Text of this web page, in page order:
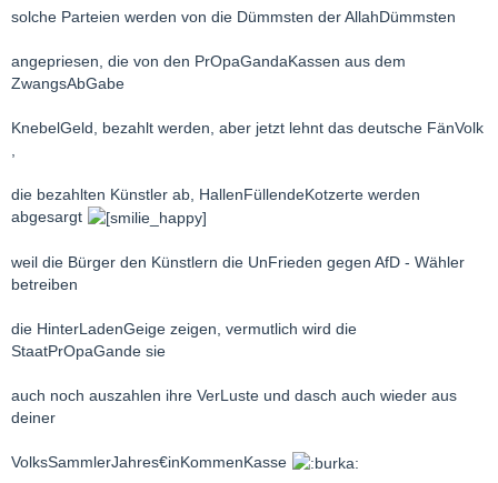
solche Parteien werden von die Dümmsten der AllahDümmsten
angepriesen, die von den PrOpaGandaKassen aus dem
ZwangsAbGabe
KnebelGeld, bezahlt werden, aber jetzt lehnt das deutsche FänVolk
die bezahlten Künstler ab, HallenFüllendeKotzerte werden
abgesargt
weil die Bürger den Künstlern die UnFrieden gegen AfD - Wähler
betreiben
die HinterLadenGeige zeigen, vermutlich wird die
StaatPrOpaGande sie
auch noch auszahlen ihre VerLuste und dasch auch wieder aus
deiner
VolksSammlerJahres€inKommenKasse